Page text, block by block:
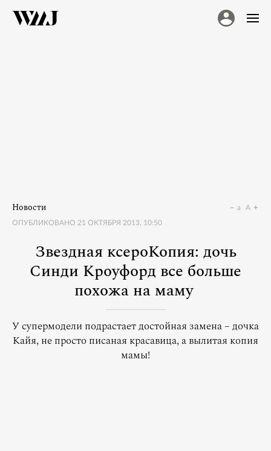
Новости
ОПУБЛИКОВАНО 21 ОКТЯБРЯ 2013, 10:50
a A
Звездная ксероКопия: дочь
Синди Кроуфорд все больше
похожа на маму
У супермодели подрастает достойная замена – дочка
Кайя, не просто писаная красавица, а вылитая копия
мамы!